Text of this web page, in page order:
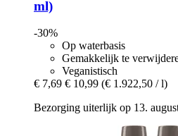
ml)
-30%
Op waterbasis
Gemakkelijk te
Veganistisch
€ 7,69 € 10,99 (€ 1.922,50 / l)
Bezorging uiterlijk op 13.